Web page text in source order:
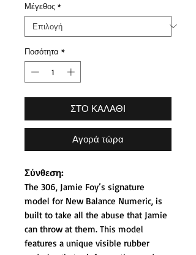
Μέγεθος *
Ποσότητα *
ΣΤΟ ΚΑΛΑΘΙ
Αγορά τώρα
Σύνθεση:
The 306, Jamie Foy’s signature
model for New Balance Numeric, is
built to take all the abuse that Jamie
can throw at them. This model
features a unique visible rubber